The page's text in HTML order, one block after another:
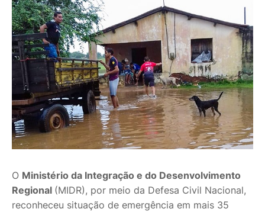
O Ministério da Integração e do Desenvolvimento
Regional (MIDR), por meio da Defesa Civil Nacional,
reconheceu situação de emergência em mais 35